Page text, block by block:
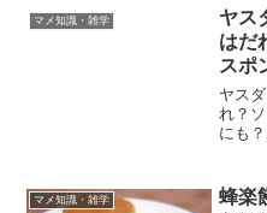
焼き
学ぶ
楽し
す。
めの
マメ知識・雑学
ヤス
はだ
スポ
ヤス
れ？
にも
献す
マメ知識・雑学
蜂楽